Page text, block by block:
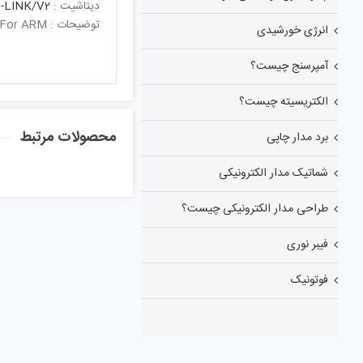
دیتاشیت : LINK/V2
توضیحات : USB PROGRAMMER & DEBU. FOR ARMUSB Programmer & Debu. For ARM
محصولات مرتبط
انرژی خورشیدی
آمپرسنج چیست؟
الکتریسیته چیست؟
برد مدار چاپی
شماتیک مدار الکترونیکی
طراحی مدار الکترونیکی چیست؟
فیبر نوری
فوتونیک